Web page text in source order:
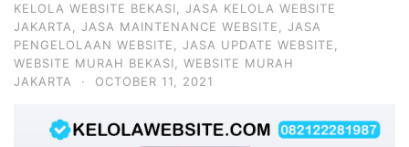
KELOLA WEBSITE BEKASI, JASA KELOLA WEBSITE
JAKARTA, JASA MAINTENANCE WEBSITE, JASA
PENGELOLAAN WEBSITE, JASA UPDATE WEBSITE,
WEBSITE MURAH BEKASI, WEBSITE MURAH
JAKARTA
· OCTOBER 11, 2021